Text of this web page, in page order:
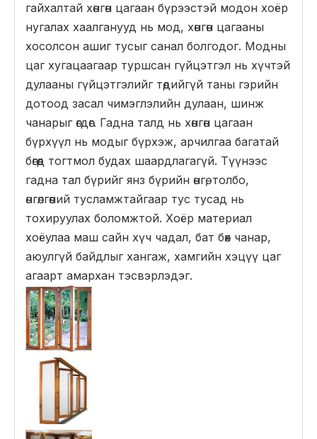
гайхалтай хөнгөн цагаан бүрээстэй модон хоёр
нугалах хаалганууд нь мод, хөнгөн цагааны
хосолсон ашиг тусыг санал болгодог. Модны
цаг хугацаагаар туршсан гүйцэтгэл нь хүчтэй
дулааны гүйцэтгэлийг төдийгүй таны гэрийн
дотоод засал чимэглэлийн дулаан, шинж
чанарыг өгдөг. Гадна талд нь хөнгөн цагаан
бүрхүүл нь модыг бүрхэж, арчилгаа багатай
бөгөөд тогтмол будах шаардлагагүй. Түүнээс
гадна тал бүрийг янз бүрийн өнгө, толбо,
өнгөлгөөний тусламжтайгаар тус тусад нь
тохируулах боломжтой. Хоёр материал
хоёулаа маш сайн хүч чадал, бат бөх чанар,
аюулгүй байдлыг хангаж, хамгийн хэцүү цаг
агаарт амархан тэсвэрлэдэг.